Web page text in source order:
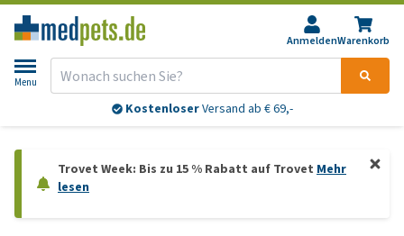
AnmeldenWarenkorb
Menu
KostenloserVersand ab € 69,-
Trovet Week: Bis zu 15 % Rabatt auf Trovet Mehr
lesen